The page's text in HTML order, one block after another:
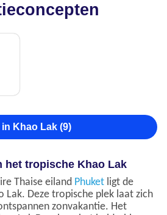
Khao Lak (9)
het tropische Khao Lak
Thaise eiland Phuket ligt de
Lak. Deze tropische plek laat zich
zonvakantie. Het